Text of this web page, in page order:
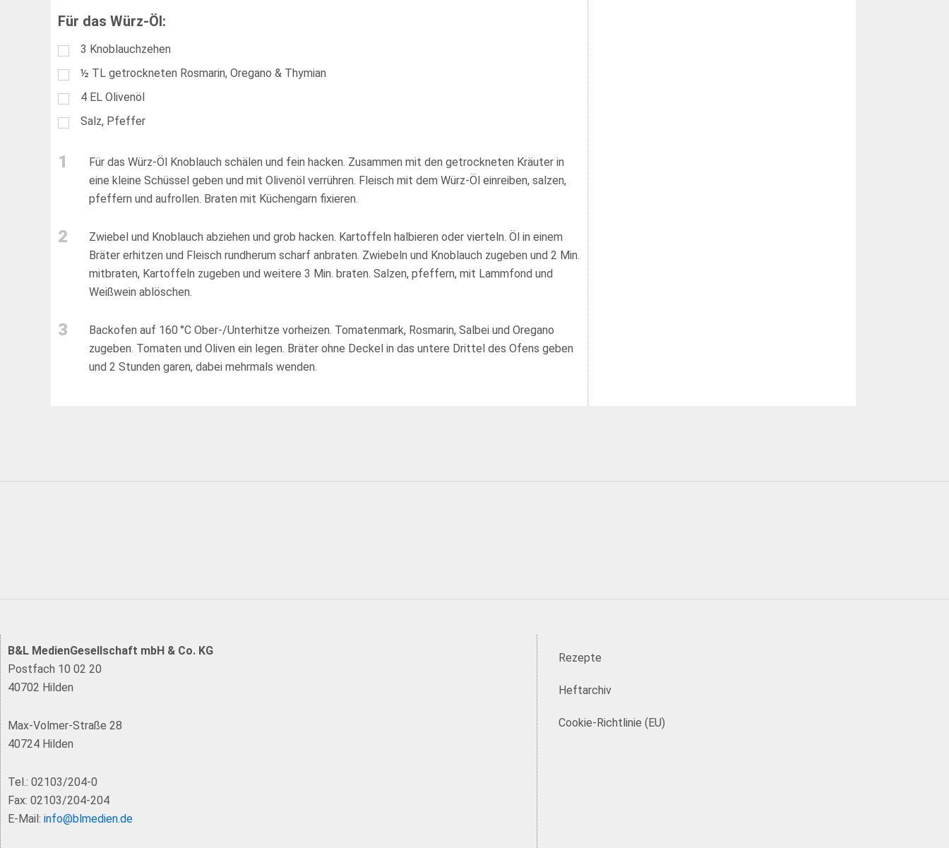
Für das Würz-Öl:
3 Knoblauchzehen
½ TL getrockneten Rosmarin, Oregano & Thymian
4 EL Olivenöl
Salz, Pfeffer
1
Für das Würz-Öl Knoblauch schälen und fein hacken. Zusammen mit den getrockneten Kräuter in
eine kleine Schüssel geben und mit Olivenöl verrühren. Fleisch mit dem Würz-Öl einreiben, salzen,
pfeffern und aufrollen. Braten mit Küchengarn fixieren.
2
Zwiebel und Knoblauch abziehen und grob hacken. Kartoffeln halbieren oder vierteln. Öl in einem
Bräter erhitzen und Fleisch rundherum scharf anbraten. Zwiebeln und Knoblauch zugeben und 2 Min.
mitbraten, Kartoffeln zugeben und weitere 3 Min. braten. Salzen, pfeffern, mit Lammfond und
Weißwein ablöschen.
3
Backofen auf 160 °C Ober-/Unterhitze vorheizen. Tomatenmark, Rosmarin, Salbei und Oregano
zugeben. Tomaten und Oliven ein legen. Bräter ohne Deckel in das untere Drittel des Ofens geben
und 2 Stunden garen, dabei mehrmals wenden.
B&L MedienGesellschaft mbH & Co. KG
Postfach 10 02 20
40702 Hilden
Max-Volmer-Straße 28
40724 Hilden
Tel.: 02103/204-0
Fax: 02103/204-204
E-Mail: info@blmedien.de
Rezepte
Heftarchiv
Cookie-Richtlinie (EU)